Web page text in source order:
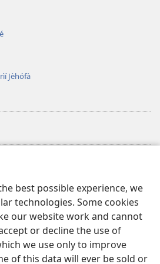
best possible experience, we
technologies. Some cookies
our website work and cannot
or decline the use of
we use only to improve
of this data will ever be sold or
Jèhófà
TI Watchtower™